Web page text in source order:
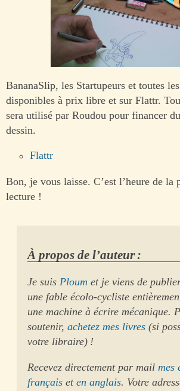
BananaSlip, les Startupeurs et toutes
disponibles à prix libre et sur Flattr.
sera utilisé par Roudou pour financer
dessin.
Flattr
Bon, je vous laisse. C’est l’heure de la
lecture !
À propos de l’auteur :
Je suisPloum et je viens de
une fable écolo-cycliste
une machine à écrire mécanique.
soutenir,achetez mes livres (si
votre libraire) !
Recevez directement par mailmes
français eten anglais. Votre